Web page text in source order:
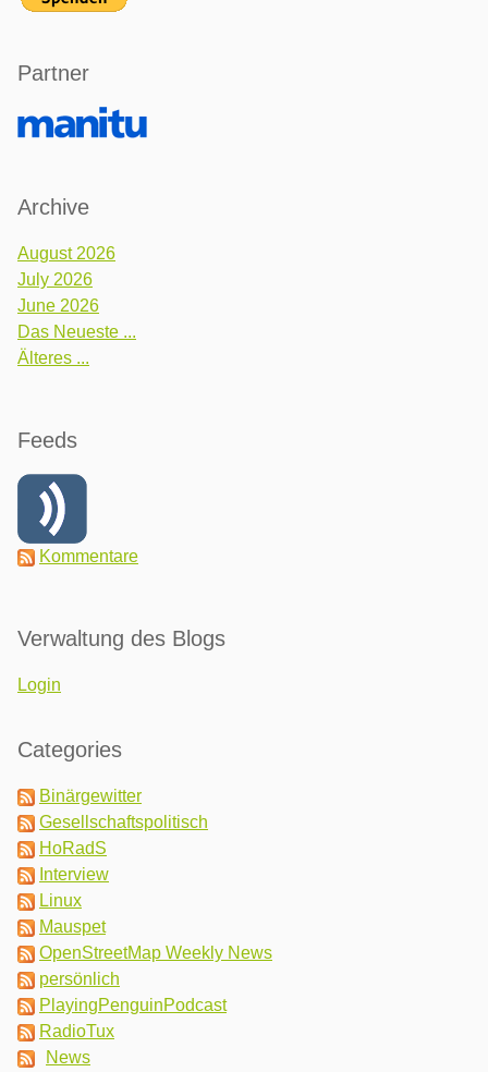
Partner
Archive
August 2026
July 2026
June 2026
Das Neueste ...
Älteres ...
Feeds
Kommentare
Verwaltung des Blogs
Login
Categories
Binärgewitter
Gesellschaftspolitisch
HoRadS
Interview
Linux
Mauspet
OpenStreetMap Weekly News
persönlich
PlayingPenguinPodcast
RadioTux
News